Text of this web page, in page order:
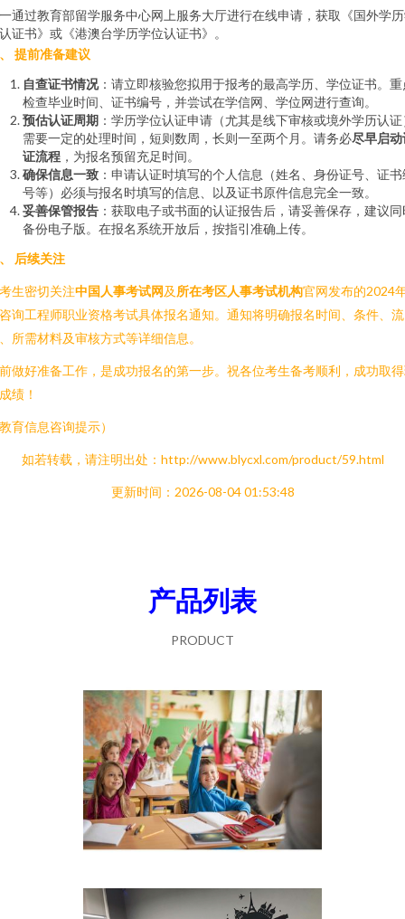
通过教育部留学服务中心网上服务大厅进行在线申请，获取《国外学
证书》或《港澳台学历学位认证书》。
提前准备建议
自查证书情况：请立即核验您拟用于报考的最高学历、学位证书。重
检查毕业时间、证书编号，并尝试在学信网、学位网进行查询。
预估认证周期 ：学历学位认证申请（尤其是线下审核或境外学历认证
需要一定的处理时间，短则数周，长则一至两个月。请务必尽早启动
证流程 ，为报名预留充足时间。
确保信息一致 ：申请认证时填写的个人信息（姓名、身份证号、证书
号等）必须与报名时填写的信息、以及证书原件信息完全一致。
妥善保管报告 ：获取电子或书面的认证报告后，请妥善保存，建议同
备份电子版。在报名系统开放后，按指引准确上传。
后续关注
生密切关注中国人事考试网及所在考区人事考试机构官网发布的2024
询工程师职业资格考试具体报名通知。通知将明确报名时间、条件、流
所需材料及审核方式等详细信息。
做好准备工作，是成功报名的第一步。祝各位考生备考顺利，成功取
绩！
育信息咨询提示）
如若转载，请注明出处：http://www.blycxl.com/product/59.html
更新时间：2026-08-04 01:53:48
产品列表
PRODUCT